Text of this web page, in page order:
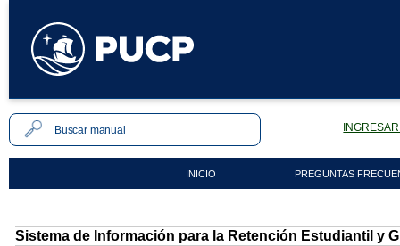
INICIO PREGUNTAS
Sistema de Información para la Retención Estudiantil y